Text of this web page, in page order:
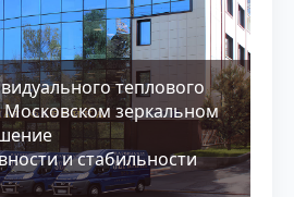
теплового
Московском зеркальном
и стабильности